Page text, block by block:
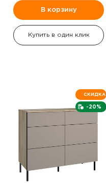
В корзину
Купить в один клик
-20%
СКИДКА